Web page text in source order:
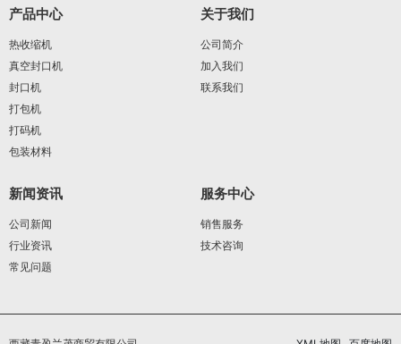
产品中心
热收缩机
真空封口机
封口机
打包机
打码机
包装材料
关于我们
公司简介
加入我们
联系我们
新闻资讯
公司新闻
行业资讯
常见问题
服务中心
销售服务
技术咨询